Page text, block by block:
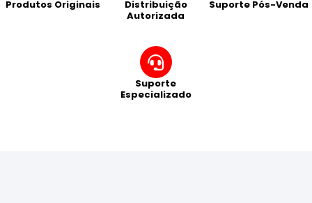
Produtos Originais
Distribuição
Autorizada
Suporte Pós-Venda
Suporte
Especializado